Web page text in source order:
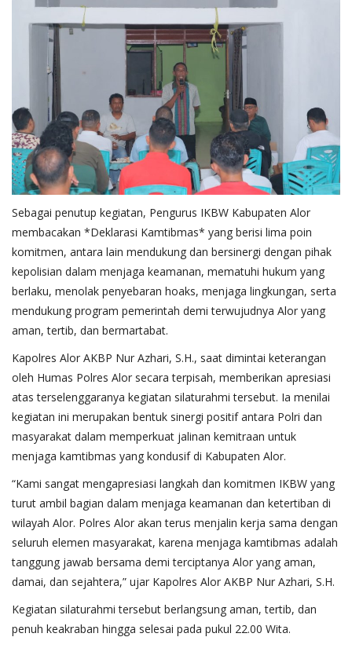
Sebagai penutup kegiatan, Pengurus IKBW Kabupaten Alor
membacakan *Deklarasi Kamtibmas* yang berisi lima poin
komitmen, antara lain mendukung dan bersinergi dengan pihak
kepolisian dalam menjaga keamanan, mematuhi hukum yang
berlaku, menolak penyebaran hoaks, menjaga lingkungan, serta
mendukung program pemerintah demi terwujudnya Alor yang
aman, tertib, dan bermartabat.
Kapolres Alor AKBP Nur Azhari, S.H., saat dimintai keterangan
oleh Humas Polres Alor secara terpisah, memberikan apresiasi
atas terselenggaranya kegiatan silaturahmi tersebut. Ia menilai
kegiatan ini merupakan bentuk sinergi positif antara Polri dan
masyarakat dalam memperkuat jalinan kemitraan untuk
menjaga kamtibmas yang kondusif di Kabupaten Alor.
“Kami sangat mengapresiasi langkah dan komitmen IKBW yang
turut ambil bagian dalam menjaga keamanan dan ketertiban di
wilayah Alor. Polres Alor akan terus menjalin kerja sama dengan
seluruh elemen masyarakat, karena menjaga kamtibmas adalah
tanggung jawab bersama demi terciptanya Alor yang aman,
damai, dan sejahtera,” ujar Kapolres Alor AKBP Nur Azhari, S.H.
Kegiatan silaturahmi tersebut berlangsung aman, tertib, dan
penuh keakraban hingga selesai pada pukul 22.00 Wita.